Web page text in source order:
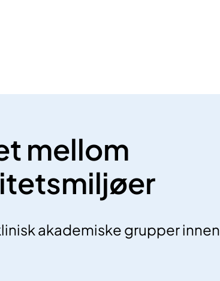
mellom
akademiske grupper innen